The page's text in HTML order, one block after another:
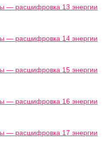
— расшифровка 13 энергии
— расшифровка 14 энергии
— расшифровка 15 энергии
— расшифровка 16 энергии
— расшифровка 17 энергии